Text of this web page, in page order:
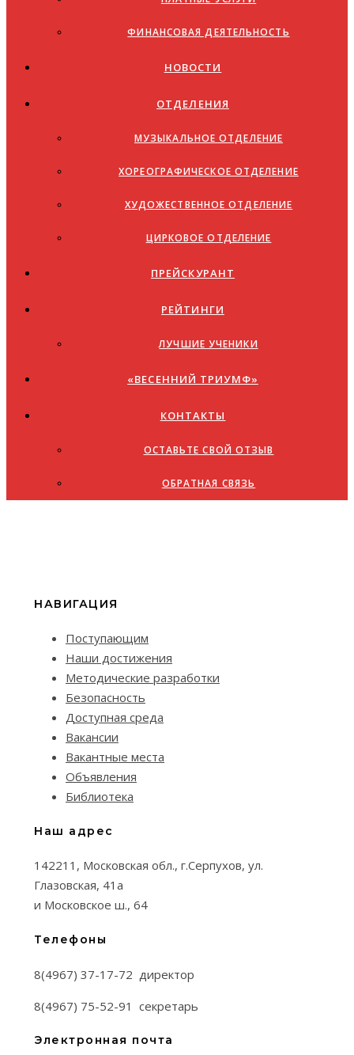
ФИНАНСОВАЯ ДЕЯТЕЛЬНОСТЬ
НОВОСТИ
ОТДЕЛЕНИЯ
МУЗЫКАЛЬНОЕ ОТДЕЛЕНИЕ
ХОРЕОГРАФИЧЕСКОЕ ОТДЕЛЕНИЕ
ХУДОЖЕСТВЕННОЕ ОТДЕЛЕНИЕ
ЦИРКОВОЕ ОТДЕЛЕНИЕ
ПРЕЙСКУРАНТ
РЕЙТИНГИ
ЛУЧШИЕ УЧЕНИКИ
«ВЕСЕННИЙ ТРИУМФ»
КОНТАКТЫ
ОСТАВЬТЕ СВОЙ ОТЗЫВ
ОБРАТНАЯ СВЯЗЬ
НАВИГАЦИЯ
Поступающим
Наши достижения
Методические разработки
Безопасность
Доступная среда
Вакансии
Вакантные места
Объявления
Библиотека
Наш адрес
142211, Московская обл., г.Серпухов, ул.
Глазовская, 41а
и Московское ш., 64
Телефоны
8(4967) 37-17-72 директор
8(4967) 75-52-91 секретарь
Электронная почта